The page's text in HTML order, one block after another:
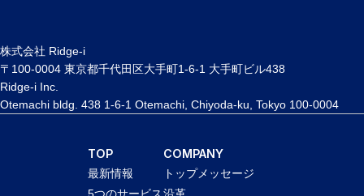
株式会社 Ridge-i
〒100-0004 東京都千代田区大手町1-6-1 大手町ビル438
Ridge-i Inc.
Otemachi bldg. 438 1-6-1 Otemachi, Chiyoda-ku, Tokyo 100-0004
TOP
最新情報
COMPANY
トップメッセージ